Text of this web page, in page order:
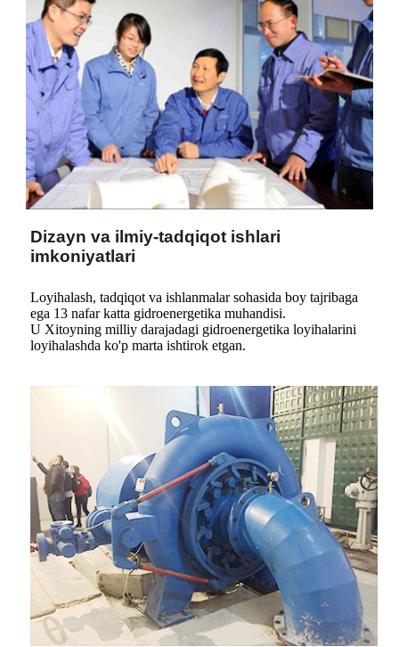
Dizayn va ilmiy-tadqiqot ishlari
imkoniyatlari
Loyihalash, tadqiqot va ishlanmalar sohasida boy tajribaga
ega 13 nafar katta gidroenergetika muhandisi.
U Xitoyning milliy darajadagi gidroenergetika loyihalarini
loyihalashda ko'p marta ishtirok etgan.